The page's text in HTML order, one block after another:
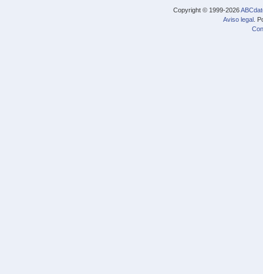
Copyright © 1999-2026
Aviso legal .